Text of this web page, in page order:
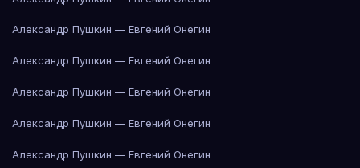
Александр Пушкин — Евгений Онегин
Александр Пушкин — Евгений Онегин
Александр Пушкин — Евгений Онегин
Александр Пушкин — Евгений Онегин
Александр Пушкин — Евгений Онегин